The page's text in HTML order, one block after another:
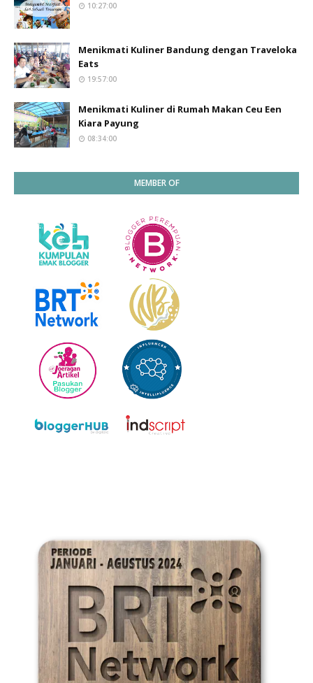
10:27:00
Menikmati Kuliner Bandung dengan Traveloka
Eats
19:57:00
Menikmati Kuliner di Rumah Makan Ceu Een
Kiara Payung
08:34:00
MEMBER OF